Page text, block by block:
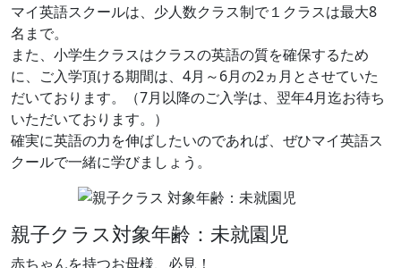
マイ英語スクールは、少人数クラス制で１クラスは最大8
名まで。
また、小学生クラスはクラスの英語の質を確保するため
に、ご入学頂ける期間は、4月～6月の2ヵ月とさせていた
だいております。（7月以降のご入学は、翌年4月迄お待ち
いただいております。）
確実に英語の力を伸ばしたいのであれば、ぜひマイ英語ス
クールで一緒に学びましょう。
親子クラス対象年齢：未就園児
赤ちゃんを持つお母様、必見！